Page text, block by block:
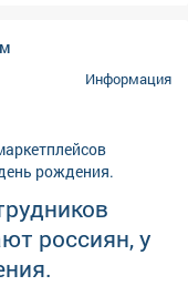
Информация
россиян, у